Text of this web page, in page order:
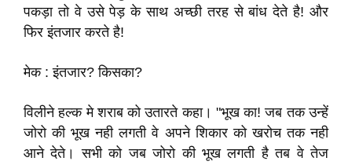
पकड़ा तो वे उसे पेड़ के साथ अच्छी तरह से बांध देते है! और
फिर इंतजार करते है!
मेक : इंतजार? किसका?
विलीने हल्क मे शराब को उतारते कहा। "भूख का! जब तक उन्हें
जोरो की भूख नही लगती वे अपने शिकार को खरोच तक नही
आने देते। सभी को जब जोरो की भूख लगती है तब वे तेज